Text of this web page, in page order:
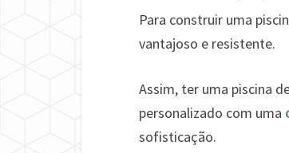
Para construir uma
vantajoso e resistente.
Assim, ter uma piscina
personalizado com uma
sofisticação.